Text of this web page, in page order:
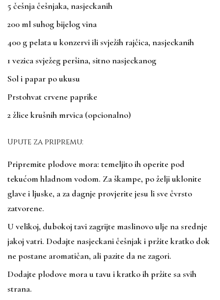
5 češnja češnjaka, nasjeckanih
200 ml suhog bijelog vina
400 g pelata u konzervi ili svježih rajčica, nasjeckanih
1 vezica svježeg peršina, sitno nasjeckanog
Sol i papar po ukusu
Prstohvat crvene paprike
2 žlice krušnih mrvica (opcionalno)
Upute za pripremu:
Pripremite plodove mora: temeljito ih operite pod
tekućom hladnom vodom. Za škampe, po želji uklonite
glave i ljuske, a za dagnje provjerite jesu li sve čvrsto
zatvorene.
U velikoj, dubokoj tavi zagrijte maslinovo ulje na srednje
jakoj vatri. Dodajte nasjeckani češnjak i pržite kratko dok
ne postane aromatičan, ali pazite da ne zagori.
Dodajte plodove mora u tavu i kratko ih pržite sa svih
strana.